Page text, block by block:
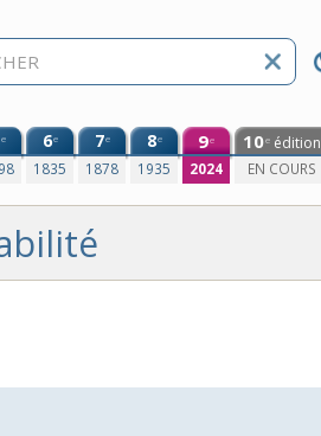
e 6e
1835
7e
1878
8e
1935
9e
2024
10e édition
EN COURS